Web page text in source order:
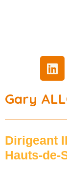
Gary
Dirigeant
Hauts-de-